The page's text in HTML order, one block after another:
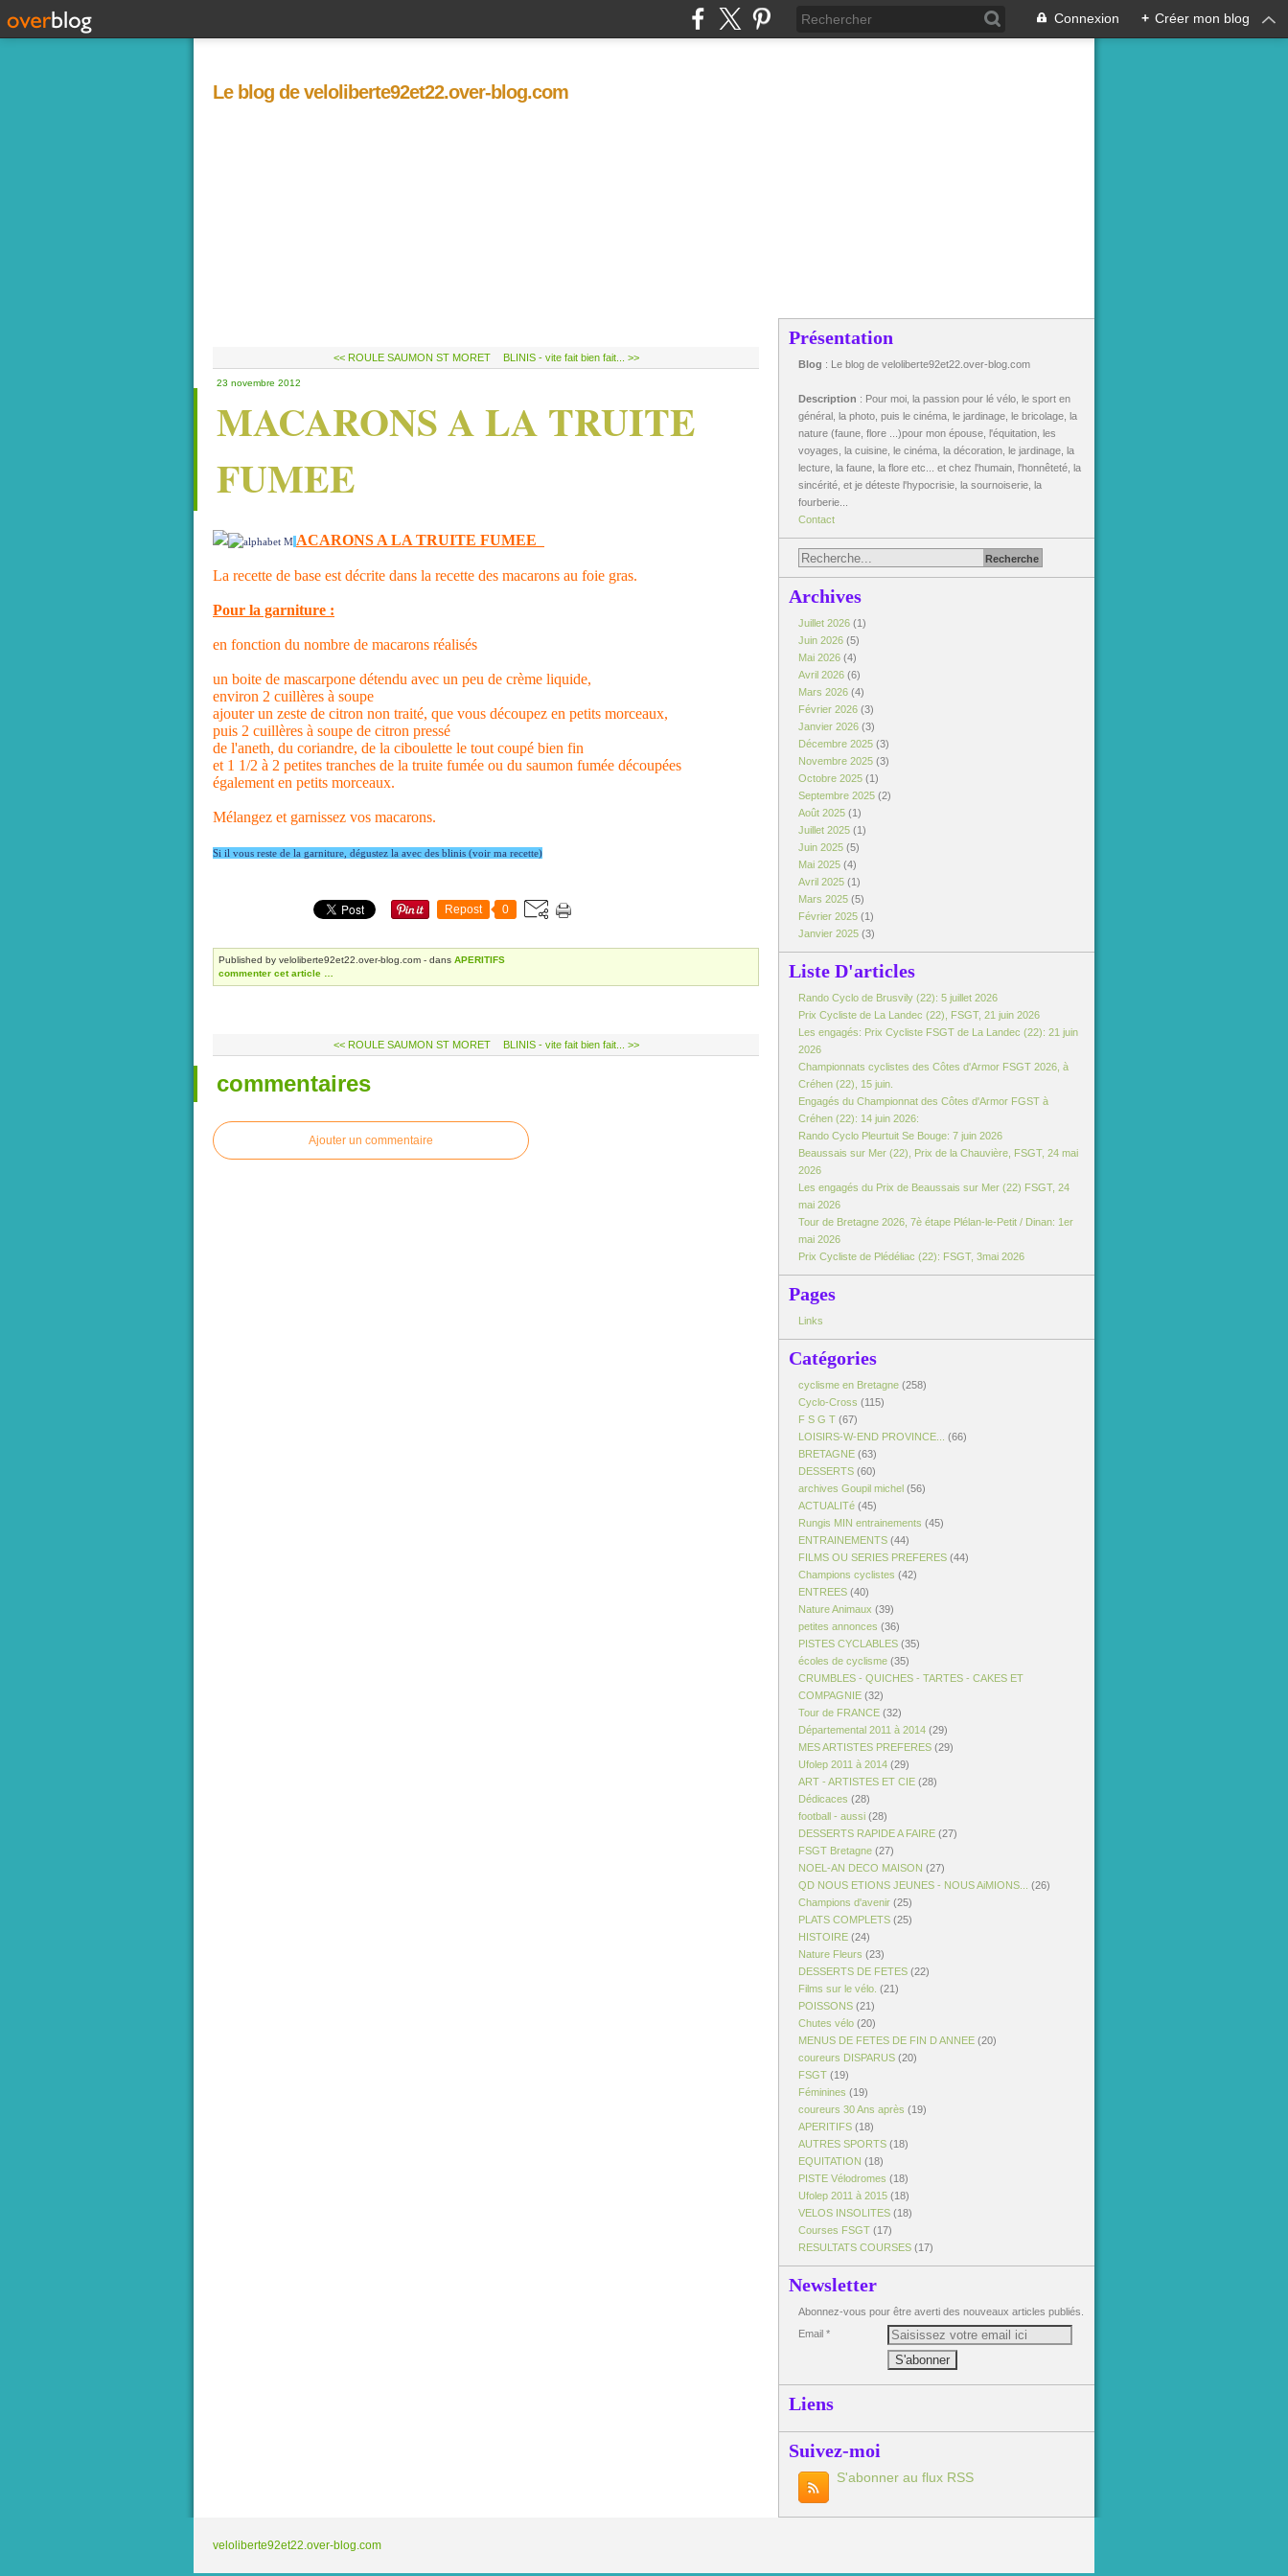
Connexion + Créer mon blog
Le blog de veloliberte92et22.over-blog.com
<< ROULE SAUMON ST MORET BLINIS - vite fait bien fait... >>
23 novembre 2012
MACARONS A LA TRUITE
FUMEE
ACARONS A LA TRUITE FUMEE
La recette de base est décrite dans la recette des macarons au foie gras.
Pour la garniture :
en fonction du nombre de macarons réalisés
un boite de mascarpone détendu avec un peu de crème liquide,
environ 2 cuillères à soupe
ajouter un zeste de citron non traité, que vous découpez en petits morceaux,
puis 2 cuillères à soupe de citron pressé
de l'aneth, du coriandre, de la ciboulette le tout coupé bien fin
et 1 1/2 à 2 petites tranches de la truite fumée ou du saumon fumée découpées
également en petits morceaux.
Mélangez et garnissez vos macarons.
Si il vous reste de la garniture, dégustez la avec des blinis (voir ma recette)
Repost 0
Published by veloliberte92et22.over-blog.com - dans APERITIFS
commenter cet article
<< ROULE SAUMON ST MORET BLINIS - vite fait bien fait... >>
commentaires
Ajouter un commentaire
Présentation
Blog : Le blog de veloliberte92et22.over-blog.com
Description : Pour moi, la passion pour lé vélo, le sport en
général, la photo, puis le cinéma, le jardinage, le bricolage, la
nature (faune, flore ...)pour mon épouse, l'équitation, les
voyages, la cuisine, le cinéma, la décoration, le jardinage, la
lecture, la faune, la flore etc... et chez l'humain, l'honnêteté, la
sincérité, et je déteste l'hypocrisie, la sournoiserie, la
fourberie...
Contact
Archives
Juillet 2026 (1)
Juin 2026 (5)
Mai 2026 (4)
Avril 2026 (6)
Mars 2026 (4)
Février 2026 (3)
Janvier 2026 (3)
Décembre 2025 (3)
Novembre 2025 (3)
Octobre 2025 (1)
Septembre 2025 (2)
Août 2025 (1)
Juillet 2025 (1)
Juin 2025 (5)
Mai 2025 (4)
Avril 2025 (1)
Mars 2025 (5)
Février 2025 (1)
Janvier 2025 (3)
Liste D'articles
Rando Cyclo de Brusvily (22): 5 juillet 2026
Prix Cycliste de La Landec (22), FSGT, 21 juin 2026
Les engagés: Prix Cycliste FSGT de La Landec (22): 21 juin
2026
Championnats cyclistes des Côtes d'Armor FSGT 2026, à
Créhen (22), 15 juin.
Engagés du Championnat des Côtes d'Armor FGST à
Créhen (22): 14 juin 2026:
Rando Cyclo Pleurtuit Se Bouge: 7 juin 2026
Beaussais sur Mer (22), Prix de la Chauvière, FSGT, 24 mai
2026
Les engagés du Prix de Beaussais sur Mer (22) FSGT, 24
mai 2026
Tour de Bretagne 2026, 7è étape Plélan-le-Petit / Dinan: 1er
mai 2026
Prix Cycliste de Plédéliac (22): FSGT, 3mai 2026
Pages
Links
Catégories
cyclisme en Bretagne (258)
Cyclo-Cross (115)
F S G T (67)
LOISIRS-W-END PROVINCE...
(66)
BRETAGNE (63)
DESSERTS (60)
archives Goupil michel (56)
ACTUALITé (45)
Rungis MIN entrainements (45)
ENTRAINEMENTS (44)
FILMS OU SERIES PREFERES (44)
Champions cyclistes (42)
ENTREES (40)
Nature Animaux (39)
petites annonces (36)
PISTES CYCLABLES (35)
écoles de cyclisme (35)
CRUMBLES - QUICHES - TARTES - CAKES ET
COMPAGNIE (32)
Tour de FRANCE (32)
Départemental 2011 à 2014 (29)
MES ARTISTES PREFERES (29)
Ufolep 2011 à 2014 (29)
ART - ARTISTES ET CIE (28)
Dédicaces (28)
football - aussi (28)
DESSERTS RAPIDE A FAIRE (27)
FSGT Bretagne (27)
NOEL-AN DECO MAISON (27)
QD NOUS ETIONS JEUNES - NOUS AiMIONS...
(26)
Champions d'avenir (25)
PLATS COMPLETS (25)
HISTOIRE (24)
Nature Fleurs (23)
DESSERTS DE FETES (22)
Films sur le vélo. (21)
POISSONS (21)
Chutes vélo (20)
MENUS DE FETES DE FIN D ANNEE (20)
coureurs DISPARUS (20)
FSGT (19)
Féminines (19)
coureurs 30 Ans après (19)
APERITIFS (18)
AUTRES SPORTS (18)
EQUITATION (18)
PISTE Vélodromes (18)
Ufolep 2011 à 2015 (18)
VELOS INSOLITES (18)
Courses FSGT (17)
RESULTATS COURSES (17)
Newsletter
Abonnez-vous pour être averti des nouveaux articles publiés.
Email
Liens
Suivez-moi
S'abonner au flux RSS
veloliberte92et22.over-blog.com